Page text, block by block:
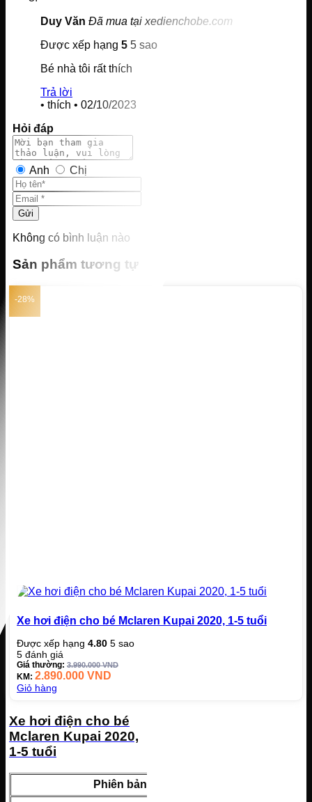
Duy Văn Đã mua tại xedienchobe.com
Được xếp hạng 5 5 sao
Bé nhà tôi rất thích
Trả lời
• thích • 02/10/2023
Hỏi đáp
Anh Chị
Gửi
Không có bình luận nào
Sản phẩm tương tự
-28%
Xe hơi điện cho bé Mclaren Kupai 2020, 1-5 tuổi
Được xếp hạng 4.80 5 sao
5 đánh giá
Giá thường: 3.990.000VND
KM: 2.890.000 VND
Giỏ hàng
Xe hơi điện cho bé
Mclaren Kupai 2020,
1-5 tuổi
Phiên bản